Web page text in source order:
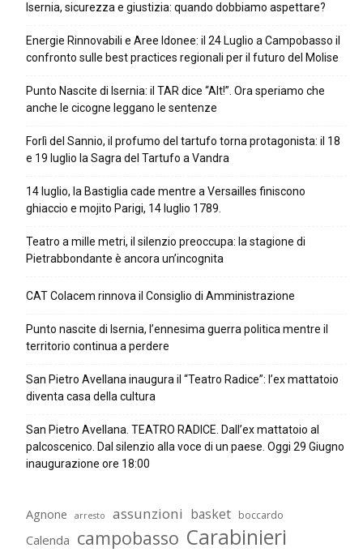
Isernia, sicurezza e giustizia: quando dobbiamo aspettare?
Energie Rinnovabili e Aree Idonee: il 24 Luglio a Campobasso il
confronto sulle best practices regionali per il futuro del Molise
Punto Nascite di Isernia: il TAR dice “Alt!”. Ora speriamo che
anche le cicogne leggano le sentenze
Forlì del Sannio, il profumo del tartufo torna protagonista: il 18
e 19 luglio la Sagra del Tartufo a Vandra
14 luglio, la Bastiglia cade mentre a Versailles finiscono
ghiaccio e mojito Parigi, 14 luglio 1789.
Teatro a mille metri, il silenzio preoccupa: la stagione di
Pietrabbondante è ancora un’incognita
CAT Colacem rinnova il Consiglio di Amministrazione
Punto nascite di Isernia, l’ennesima guerra politica mentre il
territorio continua a perdere
San Pietro Avellana inaugura il “Teatro Radice”: l’ex mattatoio
diventa casa della cultura
San Pietro Avellana. TEATRO RADICE. Dall’ex mattatoio al
palcoscenico. Dal silenzio alla voce di un paese. Oggi 29 Giugno
inaugurazione ore 18:00
Agnone arresto assunzioni basket boccardo
Calenda campobasso Carabinieri